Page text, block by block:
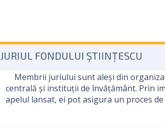
JURIUL FONDULUI ȘTIINȚESCU
Membrii juriului sunt aleși din
centrală și instituții de învățământ. Prin
apelul lansat, ei pot asigura un proces